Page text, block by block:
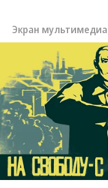
Экран мультимедиа